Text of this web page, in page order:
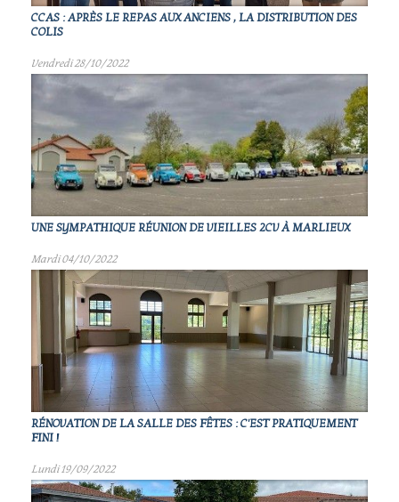
CCAS : APRÈS LE REPAS AUX ANCIENS , LA DISTRIBUTION DES
COLIS
Vendredi 28/10/2022
UNE SYMPATHIQUE RÉUNION DE VIEILLES 2CV À MARLIEUX
Mardi 04/10/2022
RÉNOVATION DE LA SALLE DES FÊTES : C'EST PRATIQUEMENT
FINI !
Lundi 19/09/2022